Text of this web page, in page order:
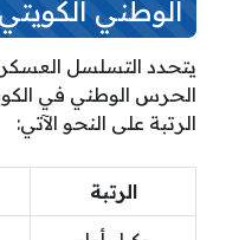
الوطني الكويتي
يتحدد التسلسل
الحرس الوطني في
الرتبة على النحو الآتي:
الرتبة